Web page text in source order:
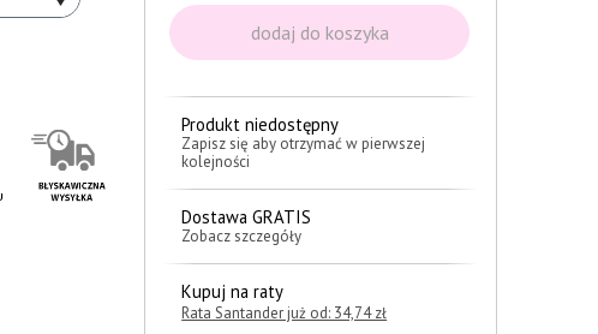
Produkt niedostępny
Zapisz się aby otrzymać w pierwszej
kolejności
Dostawa GRATIS
Zobacz szczegóły
Kupuj na raty
Rata Santander już od: 34,74 zł